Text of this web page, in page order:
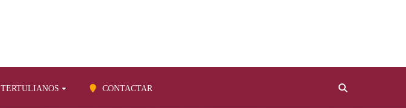
TERTULIANOS CONTACTAR